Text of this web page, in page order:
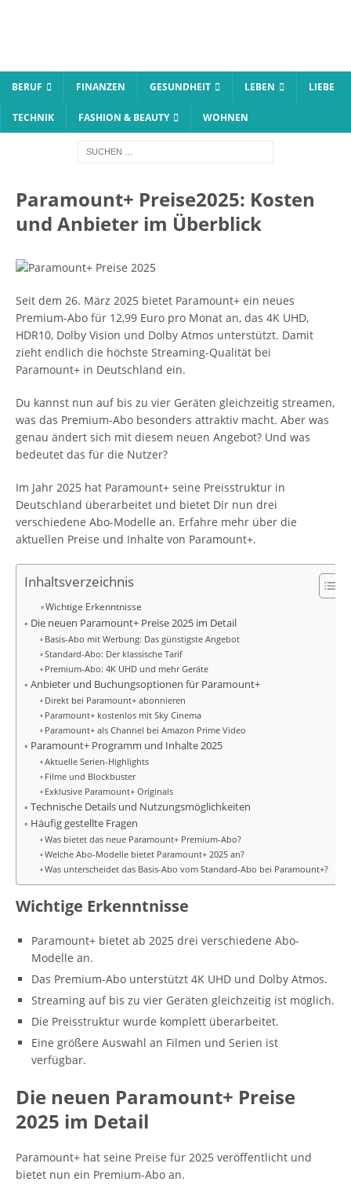
BERUF FINANZEN GESUNDHEIT LEBEN LIEBE
TECHNIK FASHION & BEAUTY WOHNEN
Paramount+ Preise2025: Kosten
und Anbieter im Überblick
Seit dem 26. März 2025 bietet Paramount+ ein neues
Premium-Abo für 12,99 Euro pro Monat an, das 4K UHD,
HDR10, Dolby Vision und Dolby Atmos unterstützt. Damit
zieht endlich die höchste Streaming-Qualität bei
Paramount+ in Deutschland ein.
Du kannst nun auf bis zu vier Geräten gleichzeitig streamen,
was das Premium-Abo besonders attraktiv macht. Aber was
genau ändert sich mit diesem neuen Angebot? Und was
bedeutet das für die Nutzer?
Im Jahr 2025 hat Paramount+ seine Preisstruktur in
Deutschland überarbeitet und bietet Dir nun drei
verschiedene Abo-Modelle an. Erfahre mehr über die
aktuellen Preise und Inhalte von Paramount+.
Inhaltsverzeichnis
Wichtige Erkenntnisse
Die neuen Paramount+ Preise 2025 im Detail
Basis-Abo mit Werbung: Das günstigste Angebot
Standard-Abo: Der klassische Tarif
Premium-Abo: 4K UHD und mehr Geräte
Anbieter und Buchungsoptionen für Paramount+
Direkt bei Paramount+ abonnieren
Paramount+ kostenlos mit Sky Cinema
Paramount+ als Channel bei Amazon Prime Video
Paramount+ Programm und Inhalte 2025
Aktuelle Serien-Highlights
Filme und Blockbuster
Exklusive Paramount+ Originals
Technische Details und Nutzungsmöglichkeiten
Häufig gestellte Fragen
Was bietet das neue Paramount+ Premium-Abo?
Welche Abo-Modelle bietet Paramount+ 2025 an?
Was unterscheidet das Basis-Abo vom Standard-Abo bei Paramount+?
Wichtige Erkenntnisse
Paramount+ bietet ab 2025 drei verschiedene Abo-
Modelle an.
Das Premium-Abo unterstützt 4K UHD und Dolby Atmos.
Streaming auf bis zu vier Geräten gleichzeitig ist möglich.
Die Preisstruktur wurde komplett überarbeitet.
Eine größere Auswahl an Filmen und Serien ist
verfügbar.
Die neuen Paramount+ Preise
2025 im Detail
Paramount+ hat seine Preise für 2025 veröffentlicht und
bietet nun ein Premium-Abo an.